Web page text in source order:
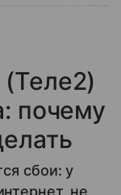
почему
сбои: у
не